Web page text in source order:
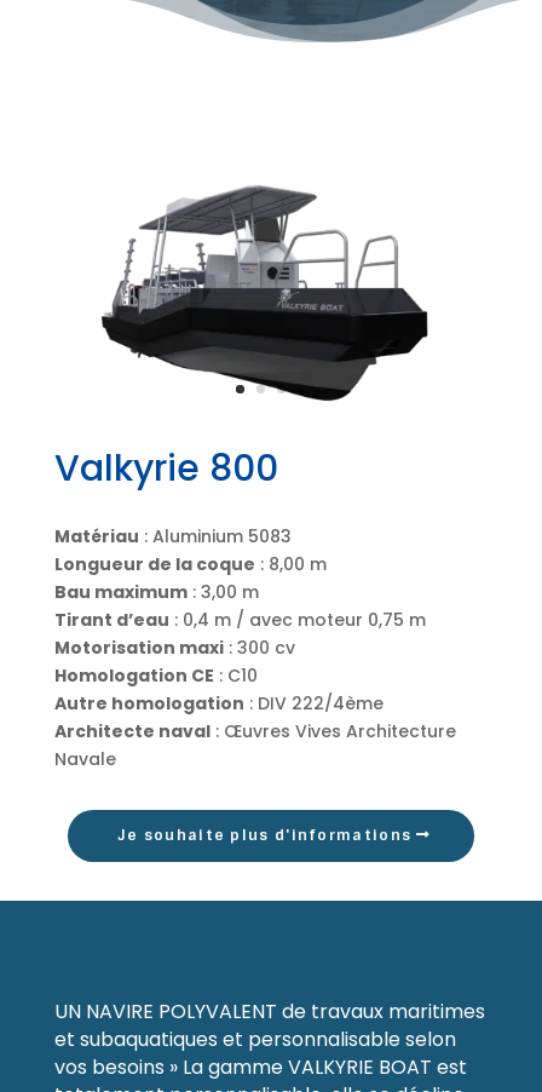
Valkyrie 800
Matériau : Aluminium 5083
Longueur de la coque : 8,00 m
Bau maximum: 3,00 m
Tirant d’eau : 0,4 m / avec moteur 0,75 m
Motorisation maxi: 300 cv
Homologation CE : C10
Autre homologation : DIV 222/4ème
Architecte naval: Œuvres Vives Architecture
Navale
Je souhaite plus d'informations
UN NAVIRE POLYVALENT de travaux maritimes
et subaquatiques et personnalisable selon
vos besoins » La gamme VALKYRIE BOAT est